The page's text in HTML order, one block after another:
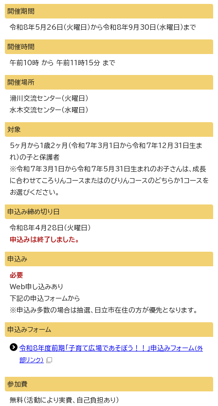
開催期間
令和8年5月26日（火曜日）から令和8年9月30日（水曜日）まで
開催時間
午前10時 から 午前11時15分 まで
開催場所
滑川交流センター（火曜日）
水木交流センター（水曜日）
対象
5ヶ月から1歳2ヶ月（令和7年3月1日から令和7年12月31日生ま
れ）の子と保護者
※令和7年3月1日から令和7年5月31日生まれのお子さんは、成長
に合わせてころりんコースまたはのびりんコースのどちらか1コースを
お選びください。
申込み締め切り日
令和8年4月28日（火曜日）
申込みは終了しました。
申込み
必要
Web申し込みあり
下記の申込フォームから
※申込み多数の場合は抽選、日立市在住の方が優先となります。
申込みフォーム
令和8年度前期「子育て広場であそぼう！！」申込みフォーム （外
部リンク）
参加費
無料（活動により実費、自己負担あり）